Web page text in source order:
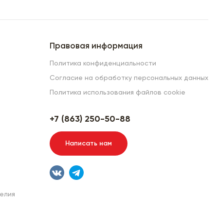
Правовая информация
Политика конфиденциальности
Согласие на обработку персональных данных
Политика использования файлов cookie
+7 (863) 250-50-88
Написать нам